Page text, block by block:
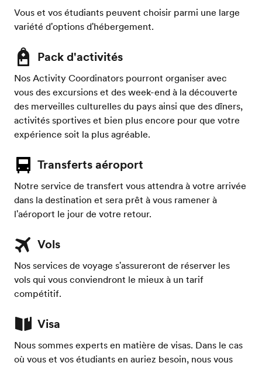
Vous et vos étudiants peuvent choisir parmi une large
variété d'options d'hébergement.
Pack d'activités
Nos Activity Coordinators pourront organiser avec
vous des excursions et des week-end à la découverte
des merveilles culturelles du pays ainsi que des dîners,
activités sportives et bien plus encore pour que votre
expérience soit la plus agréable.
Transferts aéroport
Notre service de transfert vous attendra à votre arrivée
dans la destination et sera prêt à vous ramener à
l'aéroport le jour de votre retour.
Vols
Nos services de voyage s'assureront de réserver les
vols qui vous conviendront le mieux à un tarif
compétitif.
Visa
Nous sommes experts en matière de visas. Dans le cas
où vous et vos étudiants en auriez besoin, nous vous